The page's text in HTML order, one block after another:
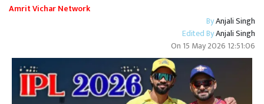
Amrit Vichar Network
ByAnjali Singh
Edited ByAnjali Singh
On 15 May 2026 12:51:06